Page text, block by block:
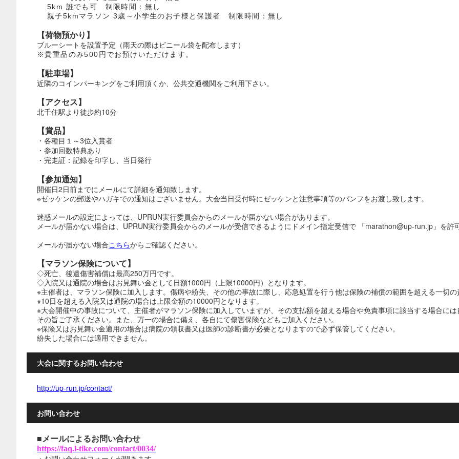
5km 誰でも可 制限時間：無し
親子5kmマラソン 3歳～小学生のお子様と保護者 制限時間：無し
【荷物預かり】
ブルーシートを設置予定（雨天の際はビニール袋を配布します）
※貴重品のみ500円でお預けいただけます。
【駐車場】
近隣のコインパーキングをご利用頂くか、公共交通機関をご利用下さい。
【アクセス】
北千住駅より徒歩約10分
【賞品】
・各種目１～3位入賞者
・参加回数特典あり
・完走証：記録を印字し、当日発行
【参加通知】
開催日2日前までにメールにて詳細を通知致します。
※ゼッケンの郵送やハガキでの通知はございません。大会当日受付時にゼッケンと注意事項等のパンフをお渡し致します。
迷惑メールの設定によっては、UPRUN実行委員会からのメールが届かない場合があります。
メールが届かない場合は、UPRUN実行委員会からのメールが受信できるようにドメイン指定受信で 「marathon@up-run.jp」を許
メールが届かない場合こちらからご確認ください。
【マラソン保険について】
◇死亡、後遺傷害補償は最高250万円です。
◇入院又は通院の場合はお見舞い金として日額1000円（上限10000円）となります。
※主催者は、マラソン保険に加入します。傷病や紛失、その他の事故に際し、応急処置を行う他は保険の補償の範囲を超える一切の
※10日を超える入院又は通院の場合は上限金額の10000円となります。
※大会開催中の事故について、主催者がマラソン保険に加入していますが、その支払額を超える場合や免責事項に該当する場合には
その旨ご了承ください。また、万一の場合に備え、各自にて傷害保険などもご加入ください。
※保険又はお見舞い金適用の場合は病院の領収書又は医師の診断書が必要となりますので必ず保管してください。
紛失した場合には適用できません。
大会に関するお問い合わせ
http://up-run.jp/contact/
お問い合わせ
■メールによるお問い合わせ
https://faq.l-tike.com/contact/0034/